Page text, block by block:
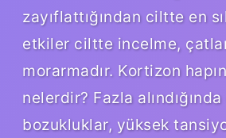
zayıflattığından ciltte en
etkiler ciltte incelme,
morarmadır. Kortizon
nelerdir? Fazla
bozukluklar, yüksek